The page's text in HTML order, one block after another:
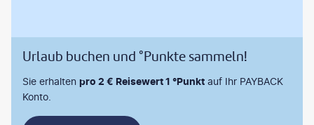
Urlaub buchen und °Punkte sammeln!
Sie erhalten pro 2 € Reisewert 1 °Punkt auf Ihr PAYBACK
Konto.